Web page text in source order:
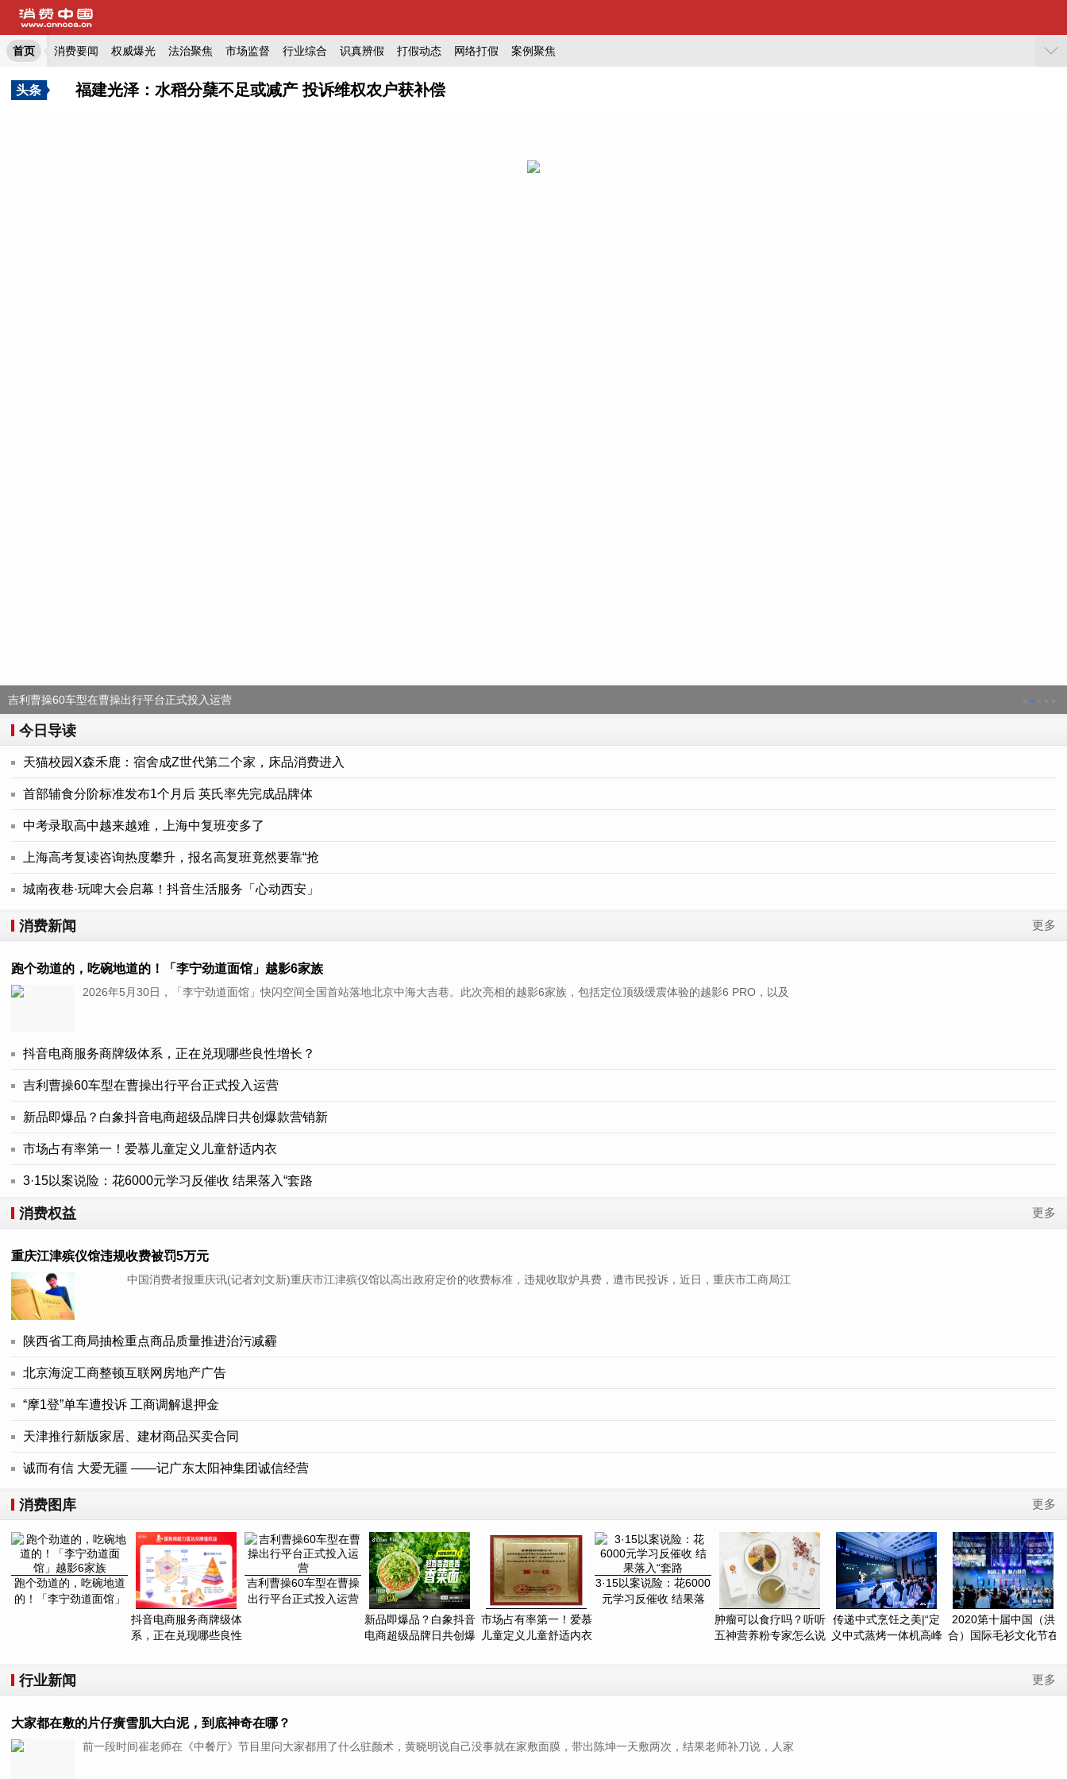
首页 消费要闻 权威爆光 法治聚焦 市场监督 行业综合 识真辨假 打假动态 网络打假 案例聚焦
头条 福建光泽：水稻分蘖不足或减产 投诉维权农户获补偿
吉利曹操60车型在曹操出行平台正式投入运营
今日导读
天猫校园X森禾鹿：宿舍成Z世代第二个家，床品消费进入
首部辅食分阶标准发布1个月后 英氏率先完成品牌体
中考录取高中越来越难，上海中复班变多了
上海高考复读咨询热度攀升，报名高复班竟然要靠“抢
城南夜巷·玩啤大会启幕！抖音生活服务「心动西安」
消费新闻 更多
跑个劲道的，吃碗地道的！「李宁劲道面馆」越影6家族
2026年5月30日，「李宁劲道面馆」快闪空间全国首站落地北京中海大吉巷。此次亮相的越影6家族，包括定位顶级缓震体验的越影6 PRO，以及
抖音电商服务商牌级体系，正在兑现哪些良性增长？
吉利曹操60车型在曹操出行平台正式投入运营
新品即爆品？白象抖音电商超级品牌日共创爆款营销新
市场占有率第一！爱慕儿童定义儿童舒适内衣
3·15以案说险：花6000元学习反催收 结果落入“套路
消费权益 更多
重庆江津殡仪馆违规收费被罚5万元
中国消费者报重庆讯(记者刘文新)重庆市江津殡仪馆以高出政府定价的收费标准，违规收取炉具费，遭市民投诉，近日，重庆市工商局江
陕西省工商局抽检重点商品质量推进治污减霾
北京海淀工商整顿互联网房地产广告
“摩1登”单车遭投诉 工商调解退押金
天津推行新版家居、建材商品买卖合同
诚而有信 大爱无疆 ——记广东太阳神集团诚信经营
消费图库 更多
跑个劲道的，吃碗地道
的！「李宁劲道面馆」
抖音电商服务商牌级体
系，正在兑现哪些良性
吉利曹操60车型在曹操
出行平台正式投入运营
新品即爆品？白象抖音
电商超级品牌日共创爆
市场占有率第一！爱慕
儿童定义儿童舒适内衣
3·15以案说险：花6000
元学习反催收 结果落
肿瘤可以食疗吗？听听
五神营养粉专家怎么说
传递中式烹饪之美|“定
义中式蒸烤一体机高峰
2020第十届中国（洪
合）国际毛衫文化节在
行业新闻 更多
大家都在敷的片仔癀雪肌大白泥，到底神奇在哪？
前一段时间崔老师在《中餐厅》节目里问大家都用了什么驻颜术，黄晓明说自己没事就在家敷面膜，带出陈坤一天敷两次，结果老师补刀说，人家